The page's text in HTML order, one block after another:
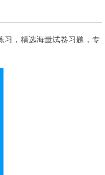
习，精选海量试卷习题，专